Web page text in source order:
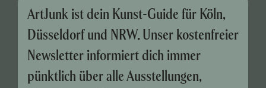
ArtJunk ist dein Kunst-Guide für Köln,
Düsseldorf und NRW. Unser kostenfreier
Newsletter informiert dich immer
pünktlich über alle Ausstellungen,